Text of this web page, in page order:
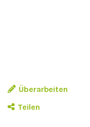
Überarbeiten
Teilen